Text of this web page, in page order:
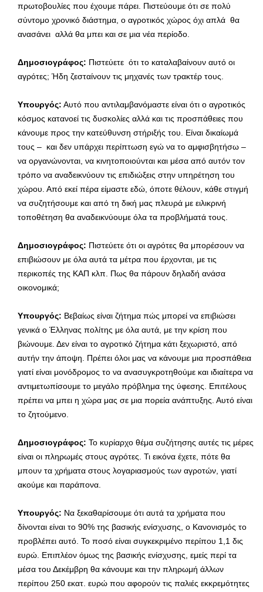
πρωτοβουλίες που έχουμε πάρει. Πιστεύουμε ότι σε πολύ
σύντομο χρονικό διάστημα, ο αγροτικός χώρος όχι απλά θα
ανασάνει αλλά θα μπει και σε μια νέα περίοδο.
Δημοσιογράφος: Πιστεύετε ότι το καταλαβαίνουν αυτό οι
αγρότες; Ήδη ζεσταίνουν τις μηχανές των τρακτέρ τους.
Υπουργός: Αυτό που αντιλαμβανόμαστε είναι ότι ο αγροτικός
κόσμος κατανοεί τις δυσκολίες αλλά και τις προσπάθειες που
κάνουμε προς την κατεύθυνση στήριξής του. Είναι δικαίωμά
τους – και δεν υπάρχει περίπτωση εγώ να το αμφισβητήσω –
να οργανώνονται, να κινητοποιούνται και μέσα από αυτόν τον
τρόπο να αναδεικνύουν τις επιδιώξεις στην υπηρέτηση του
χώρου. Από εκεί πέρα είμαστε εδώ, όποτε θέλουν, κάθε στιγμή
να συζητήσουμε και από τη δική μας πλευρά με ειλικρινή
τοποθέτηση θα αναδεικνύουμε όλα τα προβλήματά τους.
Δημοσιογράφος: Πιστεύετε ότι οι αγρότες θα μπορέσουν να
επιβιώσουν με όλα αυτά τα μέτρα που έρχονται, με τις
περικοπές της ΚΑΠ κλπ. Πως θα πάρουν δηλαδή ανάσα
οικονομικά;
Υπουργός: Βεβαίως είναι ζήτημα πώς μπορεί να επιβιώσει
γενικά ο Έλληνας πολίτης με όλα αυτά, με την κρίση που
βιώνουμε. Δεν είναι το αγροτικό ζήτημα κάτι ξεχωριστό, από
αυτήν την άποψη. Πρέπει όλοι μας να κάνουμε μια προσπάθεια
γιατί είναι μονόδρομος το να ανασυγκροτηθούμε και ιδιαίτερα να
αντιμετωπίσουμε το μεγάλο πρόβλημα της ύφεσης. Επιτέλους
πρέπει να μπει η χώρα μας σε μια πορεία ανάπτυξης. Αυτό είναι
το ζητούμενο.
Δημοσιογράφος: Το κυρίαρχο θέμα συζήτησης αυτές τις μέρες
είναι οι πληρωμές στους αγρότες. Τι εικόνα έχετε, πότε θα
μπουν τα χρήματα στους λογαριασμούς των αγροτών, γιατί
ακούμε και παράπονα.
Υπουργός: Να ξεκαθαρίσουμε ότι αυτά τα χρήματα που
δίνονται είναι το 90% της βασικής ενίσχυσης, ο Κανονισμός το
προβλέπει αυτό. Το ποσό είναι συγκεκριμένο περίπου 1,1 δις
ευρώ. Επιπλέον όμως της βασικής ενίσχυσης, εμείς περί τα
μέσα του Δεκέμβρη θα κάνουμε και την πληρωμή άλλων
περίπου 250 εκατ. ευρώ που αφορούν τις παλιές εκκρεμότητες